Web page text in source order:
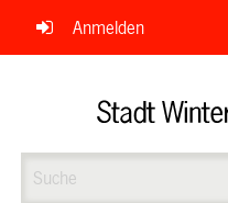
Navigation
überspringen
Anmelden